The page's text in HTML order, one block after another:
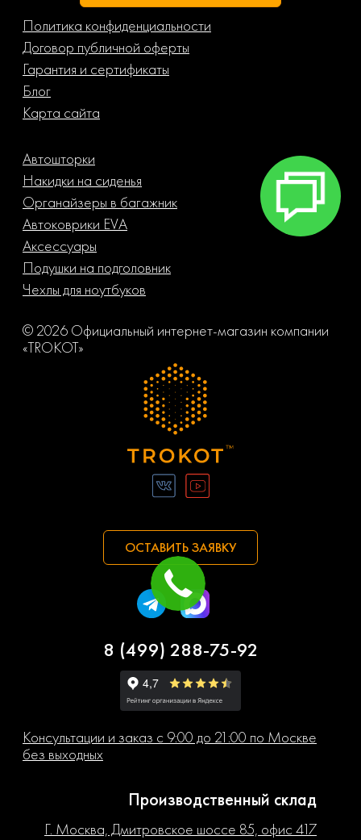
Политика конфиденциальности
Договор публичной оферты
Гарантия и сертификаты
Блог
Карта сайта
Автошторки
Накидки на сиденья
Органайзеры в багажник
Автоковрики EVA
Аксессуары
Подушки на подголовник
Чехлы для ноутбуков
© 2026 Официальный интернет-магазин компании
«TROKOT»
ОСТАВИТЬ ЗАЯВКУ
8 (499) 288-75-92
Консультации и заказ с 9:00 до 21:00 по Москве
без выходных
Производственный склад
Г. Москва, Дмитровское шоссе 85, офис 417